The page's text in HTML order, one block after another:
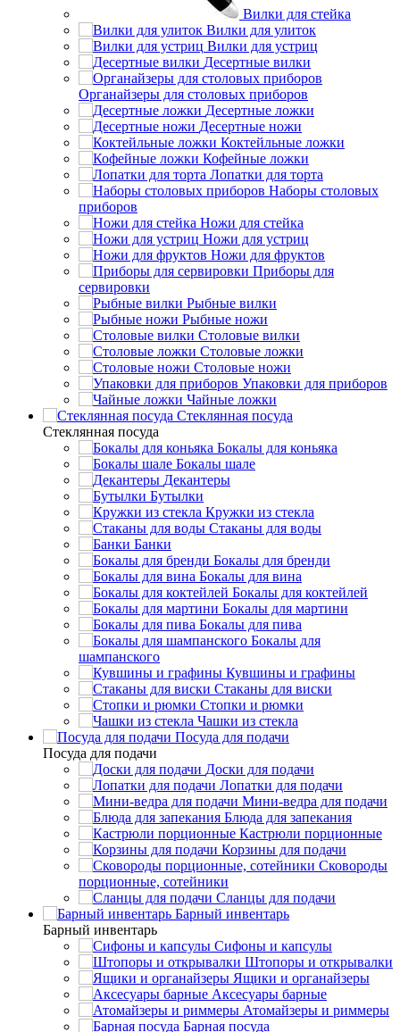
Вилки для стейка
Вилки для улиток
Вилки для устриц
Десертные вилки
Органайзеры для столовых приборов
Десертные ложки
Десертные ножи
Коктейльные ложки
Кофейные ложки
Лопатки для торта
Наборы столовых
приборов
Ножи для стейка
Ножи для устриц
Ножи для фруктов
Приборы для
сервировки
Рыбные вилки
Рыбные ножи
Столовые вилки
Столовые ложки
Столовые ножи
Упаковки для приборов
Чайные ложки
Стеклянная посуда
Стеклянная посуда
Бокалы для коньяка
Бокалы шале
Декантеры
Бутылки
Кружки из стекла
Стаканы для воды
Банки
Бокалы для бренди
Бокалы для вина
Бокалы для коктейлей
Бокалы для мартини
Бокалы для пива
Бокалы для
шампанского
Кувшины и графины
Стаканы для виски
Стопки и рюмки
Чашки из стекла
Посуда для подачи
Посуда для подачи
Доски для подачи
Лопатки для подачи
Мини-ведра для подачи
Блюда для запекания
Кастрюли порционные
Корзины для подачи
Сковороды
порционные, сотейники
Сланцы для подачи
Барный инвентарь
Барный инвентарь
Сифоны и капсулы
Штопоры и открывалки
Ящики и органайзеры
Аксесуары барные
Атомайзеры и риммеры
Барная посуда